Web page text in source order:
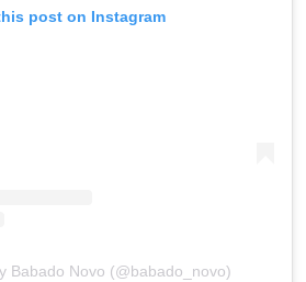
post on Instagram
Babado Novo (@babado_novo)